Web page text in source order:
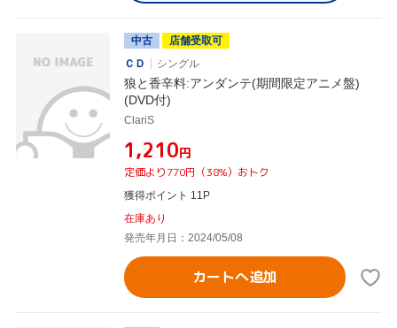
中古
店舗受取可
ＣＤ
シングル
狼と香辛料:アンダンテ(期間限定アニメ盤)
(DVD付)
ClariS
¥1,210円
定価より770円（38%）おトク
獲得ポイント 11P
在庫あり
発売年月日：2024/05/08
カートへ追加